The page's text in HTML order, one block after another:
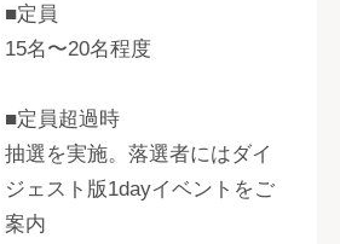
■定員
15名〜20名程度
■定員超過時
抽選を実施。落選者にはダイ
ジェスト版1dayイベントをご
案内